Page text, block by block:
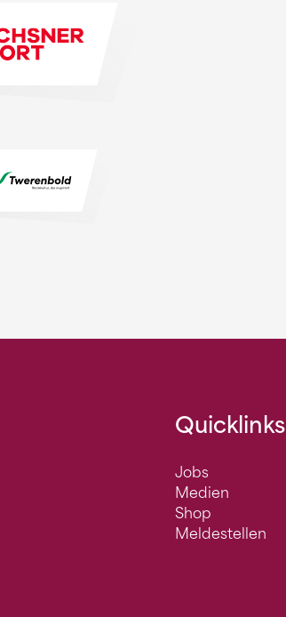
Quicklinks
Jobs
Medien
Shop
Meldestellen